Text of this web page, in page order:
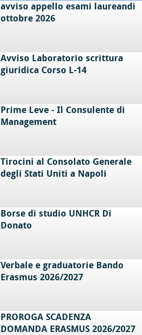
avviso appello esami laureandi
ottobre 2026
Avviso Laboratorio scrittura
giuridica Corso L-14
Prime Leve - Il Consulente di
Management
Tirocini al Consolato Generale
degli Stati Uniti a Napoli
Borse di studio UNHCR Di
Donato
Verbale e graduatorie Bando
Erasmus 2026/2027
PROROGA SCADENZA
DOMANDA ERASMUS 2026/2027